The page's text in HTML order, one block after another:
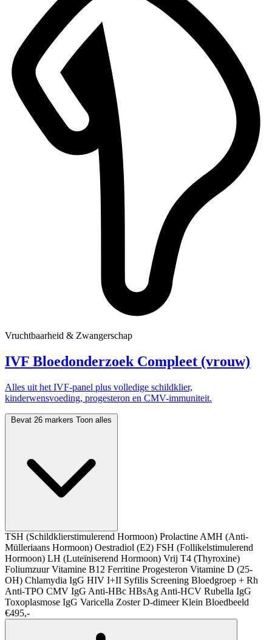
Vruchtbaarheid & Zwangerschap
IVF Bloedonderzoek Compleet (vrouw)
Alles uit het IVF-panel plus volledige schildklier,
kinderwensvoeding, progesteron en CMV-immuniteit.
Bevat 26 markers Toon alles
TSH (Schildklierstimulerend Hormoon) Prolactine AMH (Anti-
Mülleriaans Hormoon) Oestradiol (E2) FSH (Follikelstimulerend
Hormoon) LH (Luteïniserend Hormoon) Vrij T4 (Thyroxine)
FoliumzuurVitamine B12 Ferritine Progesteron Vitamine D (25-
OH) Chlamydia IgG HIV I+II Syfilis Screening Bloedgroep + Rh
Anti-TPO CMV IgG Anti-HBc HBsAg Anti-HCV Rubella IgG
Toxoplasmose IgG Varicella ZosterD-dimeerKlein Bloedbeeld
€495,-